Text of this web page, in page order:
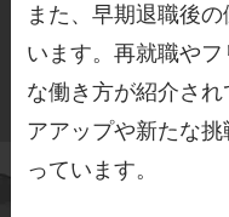
また、早期退職後
います。再就職や
な働き方が紹介さ
アアップや新たな
っています。